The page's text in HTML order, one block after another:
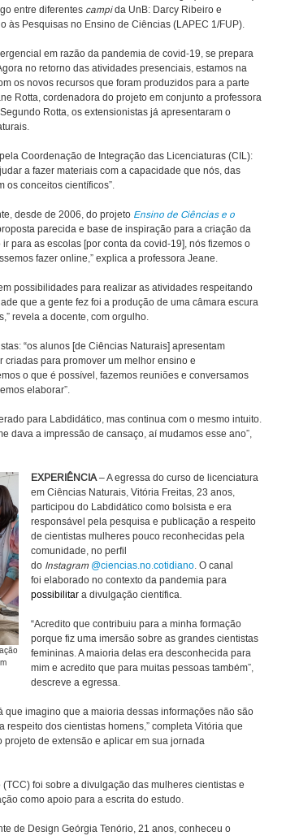
entre diferentes campida UnB: Darcy Ribeiro e
às Pesquisas no Ensino de Ciências (LAPEC 1/FUP).
em razão da pandemia de covid-19, se prepara
no retorno das atividades presenciais, estamos na
os novos recursos que foram produzidos para a parte
Rotta, cordenadora do projeto em conjunto a professora
Rotta, os extensionistas já apresentaram o
Coordenação de Integração das Licenciaturas (CIL):
a fazer materiais com a capacidade que nós, das
os conceitos científicos”.
desde de 2006, do projeto Ensino de Ciências e o
parecida e base de inspiração para a criação da
para as escolas [por conta da covid-19], nós fizemos o
fazer online,” explica a professora Jeane.
possibilidades para realizar as atividades respeitando
que a gente fez foi a produção de uma câmara escura
revela a docente, com orgulho.
“os alunos [de Ciências Naturais] apresentam
para promover um melhor ensino e
o que é possível, fazemos reuniões e conversamos
elaborar”.
para Labdidático, mas continua com o mesmo intuito.
dava a impressão de cansaço, aí mudamos esse ano”,
EXPERIÊNCIA– A egressa do curso de licenciatura
em Ciências Naturais, Vitória Freitas, 23 anos,
participou do Labdidático como bolsista e era
responsável pela pesquisa e publicação a respeito
de cientistas mulheres pouco reconhecidas pela
comunidade, no perfil
do Instagram @ciencias.no.cotidiano. O canal
foi elaborado no contexto da pandemia para
possibilitar a divulgação científica.
“Acredito que contribuiu para a minha formação
porque fiz uma imersão sobre as grandes cientistas
femininas. A maioria delas era desconhecida para
mim e acredito que para muitas pessoas também”,
descreve a egressa.
que imagino que a maioria dessas informações não são
dos cientistas homens,” completa Vitória que
de extensão e aplicar em sua jornada
foi sobre a divulgação das mulheres cientistas e
como apoio para a escrita do estudo.
de Design Geórgia Tenório, 21 anos, conheceu o